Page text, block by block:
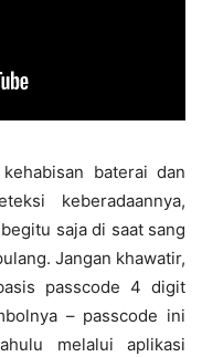
baterai dan
keberadaannya,
saja di saat sang
Jangan khawatir,
passcode 4 digit
– passcode ini
melalui aplikasi